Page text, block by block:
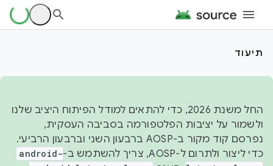
תיעוד
החל משנת 2026, כדי להתאים למודל הפיתוח היציב שלנו
ולשמור על יציבות הפלטפורמה בסביבה העסקית,
נפרסם קוד מקור ב-AOSP ברבעון השני וברבעון הרביעי.
כדי ליצור ולתרום ל-AOSP, צריך להשתמש ב-
android-